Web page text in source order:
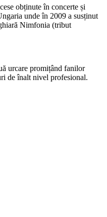
obținute în concerte și
unde în 2009 a susținut
Nimfonia (tribut
urcare promițând fanilor
de înalt nivel profesional.